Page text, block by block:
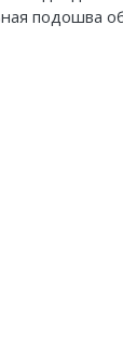
подошва